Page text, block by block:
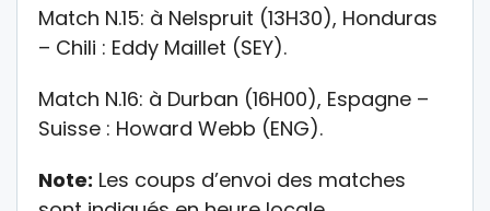
Match N.15: à Nelspruit (13H30), Honduras
– Chili : Eddy Maillet (SEY).
Match N.16: à Durban (16H00), Espagne –
Suisse : Howard Webb (ENG).
Note: Les coups d’envoi des matches